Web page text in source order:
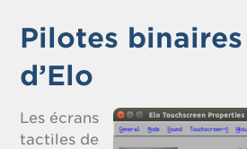
Pilotes
d’Elo
Les écrans
tactiles de